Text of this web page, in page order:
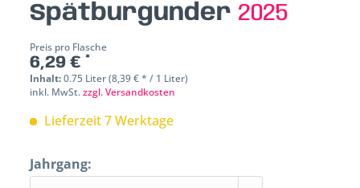
Spätburgunder 2025
Preis pro Flasche
6,29 € *
Inhalt:0.75 Liter (8,39 € * / 1 Liter)
inkl. MwSt.zzgl. Versandkosten
Lieferzeit 7 Werktage
Jahrgang: